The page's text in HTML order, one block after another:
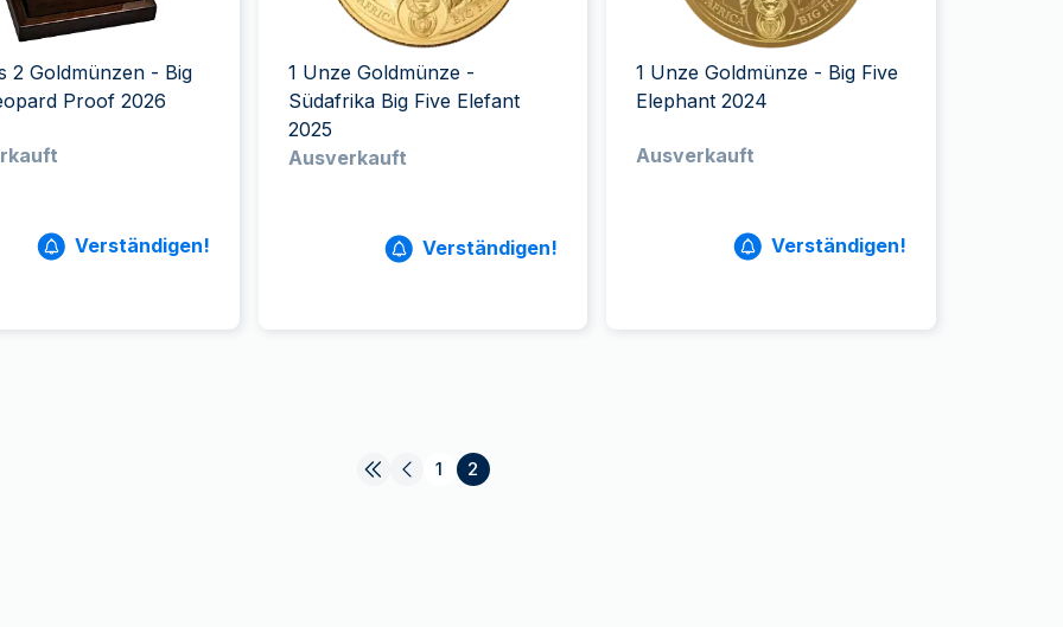
2 Goldmünzen - Big
Proof 2026
Verständigen!
1 Unze Goldmünze -
Südafrika Big Five Elefant
2025
Ausverkauft
Verständigen!
1 Unze Goldmünze - Big Five
Elephant 2024
Ausverkauft
Verständigen!
1 2